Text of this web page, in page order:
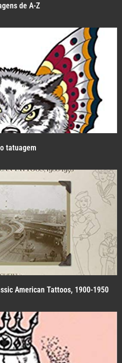
de A-Z
tatuagem
American Tattoos, 1900-1950